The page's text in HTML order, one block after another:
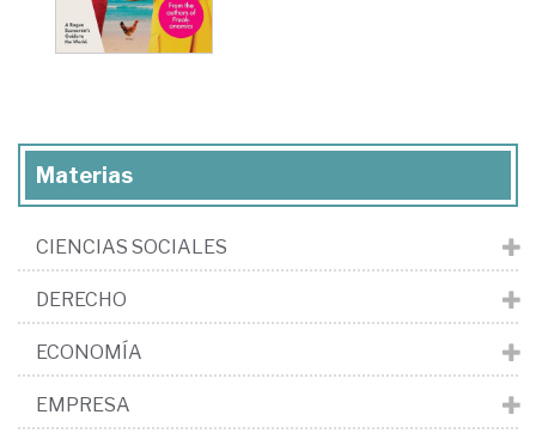
Materias
CIENCIAS SOCIALES
DERECHO
ECONOMÍA
EMPRESA